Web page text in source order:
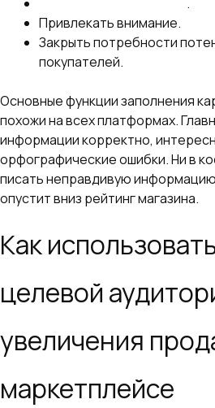
.
Привлекать внимание.
Закрыть потребности
покупателей.
Основные функции заполнения
похожи на всех платформах.
информации корректно,
орфографические ошибки. Ни в
писать неправдивую
опустит вниз рейтинг магазина.
Как
целевой
увеличения
маркетплейсе